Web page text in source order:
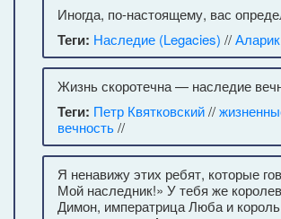
Иногда, по-настоящему, вас
Теги: Наследие (Legacies) //
Жизнь скоротечна — наследие
Теги: Петр Квятковский//
вечность//
Я ненавижу этих ребят, которые
Мой наследник!» У тебя же
Димон, императрица Люба и король